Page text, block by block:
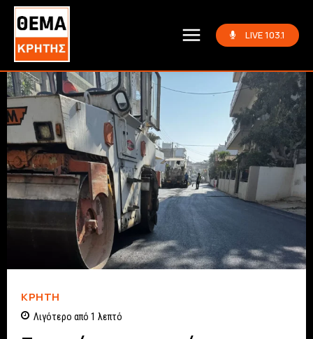
LIVE 103.1
ΚΡΗΤΗ
Λιγότερο από 1 λεπτό